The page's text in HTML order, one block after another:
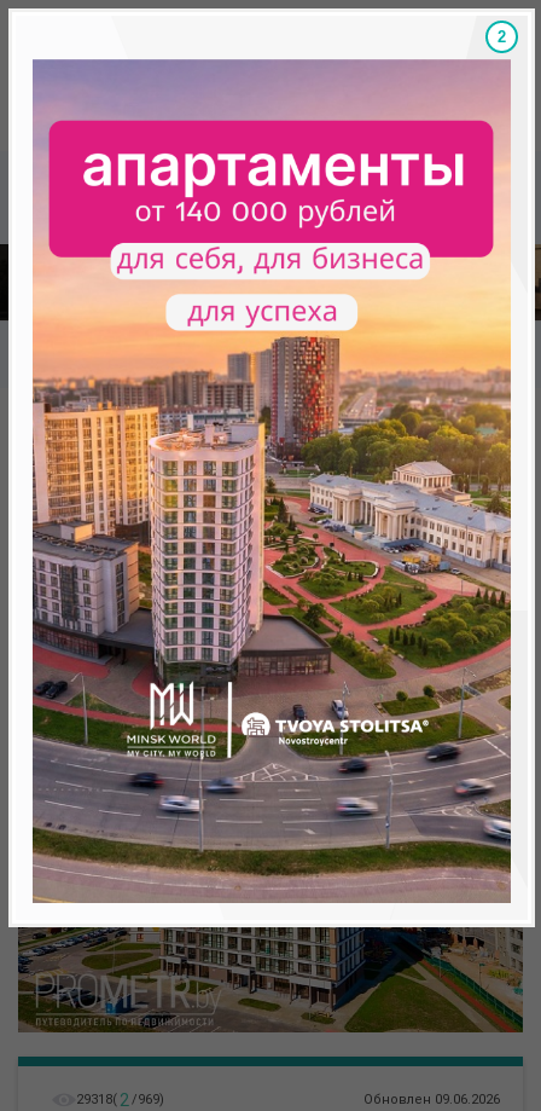
Скидки на новостройки, бонусы Готовые
База новостроек Минска «Минск Мир»
18.8 «Турин» квартал "Чемпионов"
18.8 «Турин» квартал
"Чемпионов"
нет в продаже
Минск, Октябрьский, ул. Николы Теслы
метро «Ковальская Слобода», 566 м
29318( 2 /969) Обновлен 09.06.2026
1